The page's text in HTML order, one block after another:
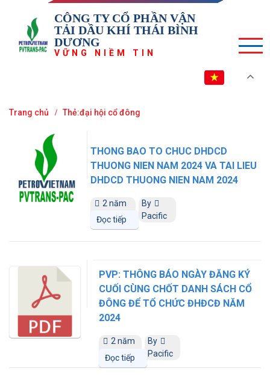
CÔNG TY CỔ PHẦN VẬN
TẢI DẦU KHÍ THÁI BÌNH
DƯƠNG
VỮNG NIỀM TIN
Trang chủ Thẻ:đại hội cổ đông
2 năm
trước
By
Pacific
THONG BAO TO CHUC DHDCD
THUONG NIEN NAM 2024 VA TAI LIEU
DHDCD THUONG NIEN NAM 2024
Đọc tiếp
2 năm
trước
By
Pacific
PVP: THÔNG BÁO NGÀY ĐĂNG KÝ
CUỐI CÙNG CHỐT DANH SÁCH CỔ
ĐÔNG ĐỂ TỔ CHỨC ĐHĐCĐ NĂM
2024
Đọc tiếp